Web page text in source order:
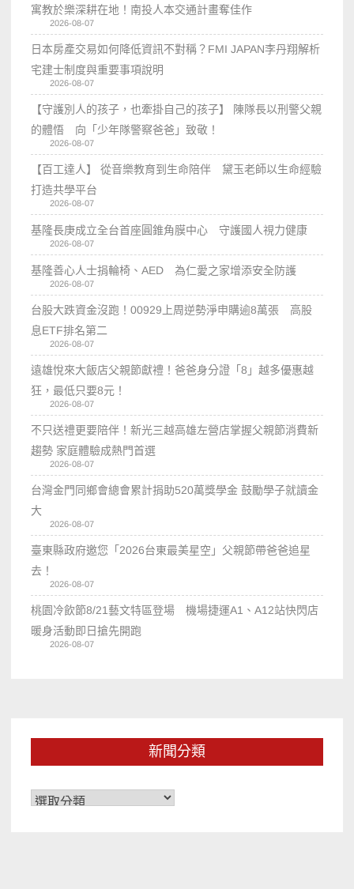
寓教於樂深耕在地！南投人本交通計畫奪佳作
2026-08-07
日本房產交易如何降低資訊不對稱？FMI JAPAN李丹翔解析
宅建士制度與重要事項說明
2026-08-07
【守護別人的孩子，也牽掛自己的孩子】 陳隊長以刑警父親
的體悟 向「少年隊警察爸爸」致敬！
2026-08-07
【百工達人】 從音樂教育到生命陪伴 黛玉老師以生命經驗
打造共學平台
2026-08-07
基隆長庚成立全台首座圓錐角膜中心 守護國人視力健康
2026-08-07
基隆善心人士捐輪椅、AED 為仁愛之家增添安全防護
2026-08-07
台股大跌資金沒跑！00929上周逆勢淨申購逾8萬張 高股
息ETF排名第二
2026-08-07
遠雄悅來大飯店父親節獻禮！爸爸身分證「8」越多優惠越
狂，最低只要8元！
2026-08-07
不只送禮更要陪伴！新光三越高雄左營店掌握父親節消費新
趨勢 家庭體驗成熱門首選
2026-08-07
台灣金門同鄉會總會累計捐助520萬獎學金 鼓勵學子就讀金
大
2026-08-07
臺東縣政府邀您「2026台東最美星空」父親節帶爸爸追星
去！
2026-08-07
桃園冷飲節8/21藝文特區登場 機場捷運A1、A12站快閃店
暖身活動即日搶先開跑
2026-08-07
新聞分類
新